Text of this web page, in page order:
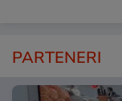
PARTENERI